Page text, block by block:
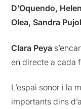
D’Oquendo,
Olea, Sandra Pujol
Clara Peya
en directe a cada
L’espai sonor i la
importants dins